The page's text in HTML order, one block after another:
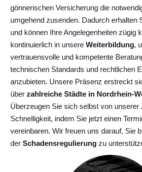
gönnerischen Versicherung die
umgehend zusenden. Dadurch erhalten
und können Ihre Angelegenheiten zügig
kontinuierlich in unsere Weiterbildung,
vertrauensvolle und kompetente
technischen Standards und rechtlichen
anzubieten. Unsere Präsenz erstreckt
über zahlreiche Städte in Nordrhein-
Überzeugen Sie sich selbst von unserer
Schnelligkeit, indem Sie jetzt einen
vereinbaren. Wir freuen uns darauf, Sie
der Schadensregulierung zu